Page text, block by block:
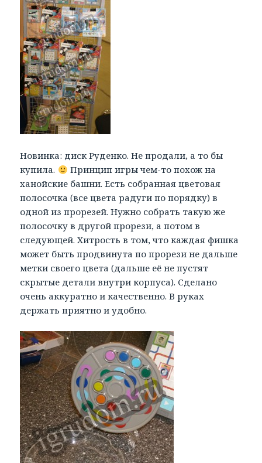
Новинка: диск Руденко. Не продали, а то бы
купила.
Принцип игры чем-то похож на
ханойские башни. Есть собранная цветовая
полосочка (все цвета радуги по порядку) в
одной из прорезей. Нужно собрать такую же
полосочку в другой прорези, а потом в
следующей. Хитрость в том, что каждая фишка
может быть продвинута по прорези не дальше
метки своего цвета (дальше её не пустят
скрытые детали внутри корпуса). Сделано
очень аккуратно и качественно. В руках
держать приятно и удобно.